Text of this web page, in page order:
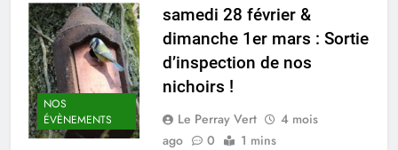
NOS
ÉVÈNEMENTS
samedi 28 février &
dimanche 1er mars : Sortie
d’inspection de nos
nichoirs !
Le Perray Vert
4 mois
ago
0 1 mins